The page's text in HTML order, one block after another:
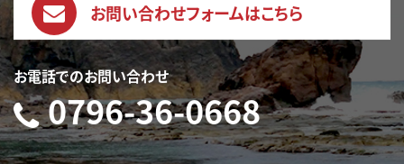
お問い合わせフォームはこちら
お電話でのお問い合わせ
0796-36-0668